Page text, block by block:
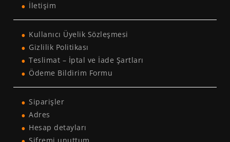
İletişim
Kullanıcı Üyelik Sözleşmesi
Gizlilik Politikası
Teslimat – İptal ve İade Şartları
Ödeme Bildirim Formu
Siparişler
Adres
Hesap detayları